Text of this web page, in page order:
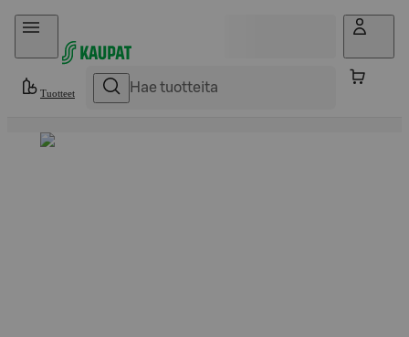
Hyppää sisältöön
Tuotteet